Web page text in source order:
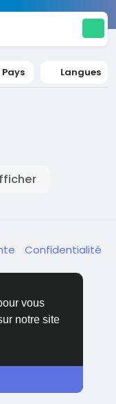
vous
notre site
Pays Langues
Confidentialité